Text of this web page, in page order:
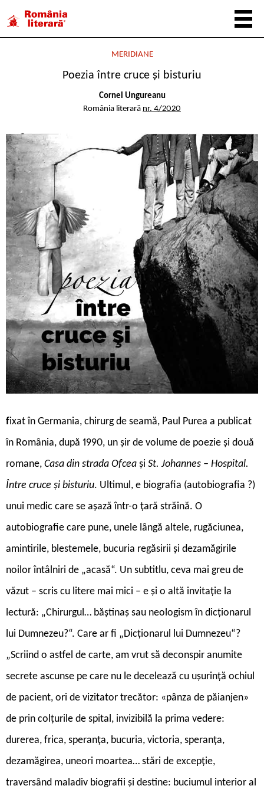
MERIDIANE
Poezia între cruce şi bisturiu
Cornel Ungureanu
România literară nr. 4/2020
fixat în Germania, chirurg de seamă, Paul Purea a publicat
în România, după 1990, un șir de volume de poezie și două
romane, Casa din strada Ofcea și St. Johannes – Hospital.
Între cruce și bisturiu. Ultimul, e biografia (autobiografia ?)
unui medic care se așază într-o țară străină. O
autobiografie care pune, unele lângă altele, rugăciunea,
amintirile, blestemele, bucuria regăsirii și dezamăgirile
noilor întâlniri de „acasă“. Un subtitlu, ceva mai greu de
văzut – scris cu litere mai mici – e și o altă invitație la
lectură: „Chirurgul… băștinaș sau neologism în dicționarul
lui Dumnezeu?“. Care ar fi „Dicționarul lui Dumnezeu“?
„Scriind o astfel de carte, am vrut să deconspir anumite
secrete ascunse pe care nu le decelează cu ușurință ochiul
de pacient, ori de vizitator trecător: «pânza de păianjen»
de prin colțurile de spital, invizibilă la prima vedere:
durerea, frica, speranța, bucuria, victoria, speranța,
dezamăgirea, uneori moartea… stări de excepție,
traversând maladiv biografii și destine: buciumul interior al